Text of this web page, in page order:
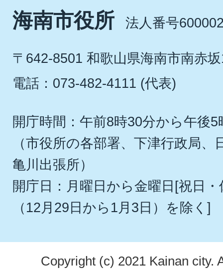
海南市役所 法人番号
〒642-8501 和歌山県海南市南赤
電話：073-482-4111 (代表)
開庁時間：午前8時30分から午後5
（市役所の各部署、下津行政局
亀川出張所）
開庁日：月曜日から金曜日[祝日
（12月29日から1月3日）を除く]
Copyright (c) 2021 Kainan city.